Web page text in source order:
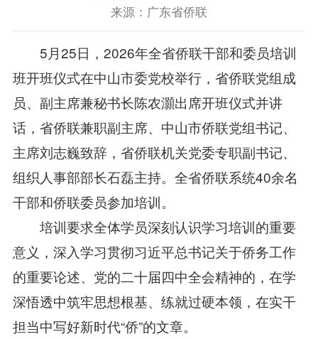
来源：广东省侨联
5月25日，2026年全省侨联干部和委员培训
班开班仪式在中山市委党校举行，省侨联党组成
员、副主席兼秘书长陈农灝出席开班仪式并讲
话，省侨联兼职副主席、中山市侨联党组书记、
主席刘志巍致辞，省侨联机关党委专职副书记、
组织人事部部长石磊主持。全省侨联系统40余名
干部和侨联委员参加培训。
培训要求全体学员深刻认识学习培训的重要
意义，深入学习贯彻习近平总书记关于侨务工作
的重要论述、党的二十届四中全会精神的，在学
深悟透中筑牢思想根基、练就过硬本领，在实干
担当中写好新时代“侨”的文章。